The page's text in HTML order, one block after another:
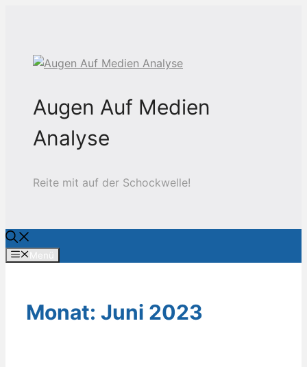
Augen Auf Medien
Analyse
Reite mit auf der Schockwelle!
Menü
Monat: Juni 2023